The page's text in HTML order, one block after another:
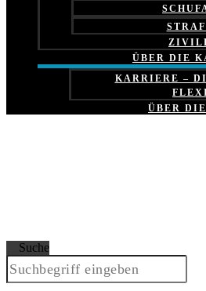
ÜBER DIE
KARRIERE –
ÜBER
Suche